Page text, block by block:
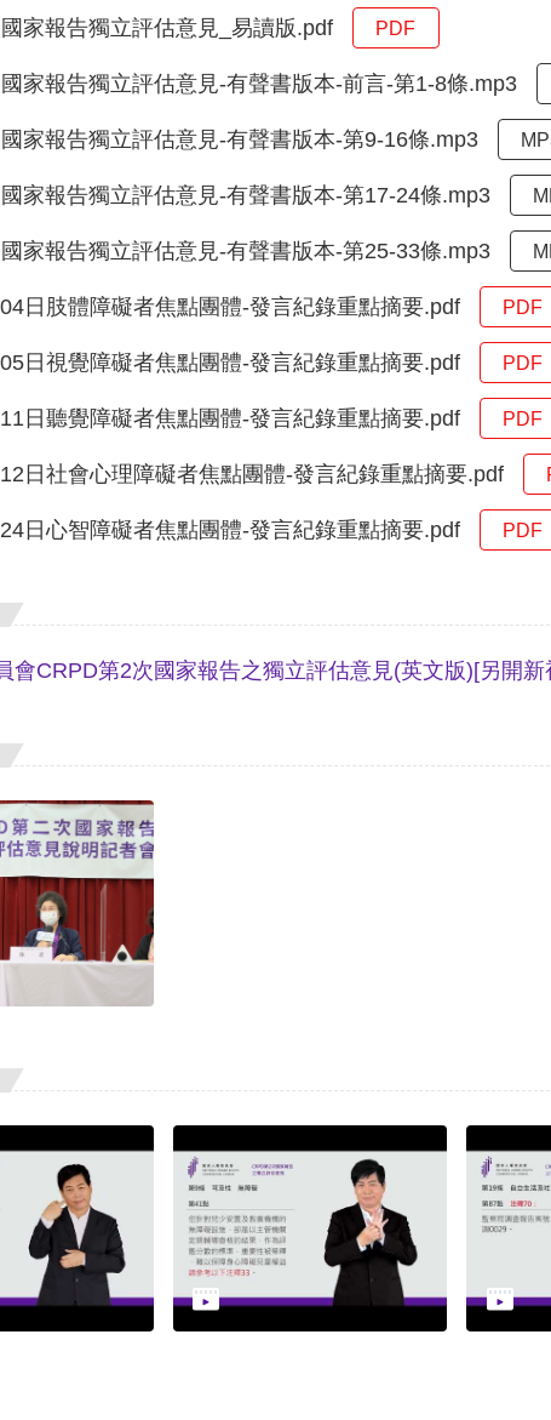
家報告獨立評估意見_易讀版.pdf PDF
家報告獨立評估意見-有聲書版本-前言-第1-8條.mp3
家報告獨立評估意見-有聲書版本-第9-16條.mp3
家報告獨立評估意見-有聲書版本-第17-24條.mp3
家報告獨立評估意見-有聲書版本-第25-33條.mp3
日肢體障礙者焦點團體-發言紀錄重點摘要.pdf PDF
日視覺障礙者焦點團體-發言紀錄重點摘要.pdf PDF
日聽覺障礙者焦點團體-發言紀錄重點摘要.pdf PDF
日社會心理障礙者焦點團體-發言紀錄重點摘要.pdf
日心智障礙者焦點團體-發言紀錄重點摘要.pdf PDF
會CRPD第2次國家報告之獨立評估意見(英文版)[另開新